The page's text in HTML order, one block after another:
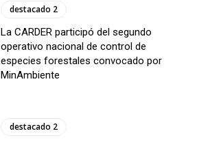
destacado 2
La CARDER participó del segundo
operativo nacional de control de
especies forestales convocado por
MinAmbiente
destacado 2